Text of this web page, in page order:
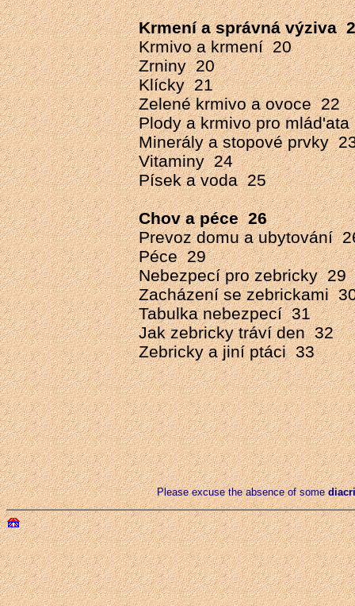
Krmení a správná výziva
Krmivo a krmení 20
Zrniny 20
Klícky 21
Zelené krmivo a ovoce 22
Plody a krmivo pro
Minerály a stopové prvky
Vitaminy 24
Písek a voda 25
Chov a péce 26
Prevoz domu a ubytování
Péce 29
Nebezpecí pro zebricky 29
Zacházení se zebrickami
Tabulka nebezpecí 31
Jak zebricky tráví den 32
Zebricky a jiní ptáci 33
Please excuse the absence of some